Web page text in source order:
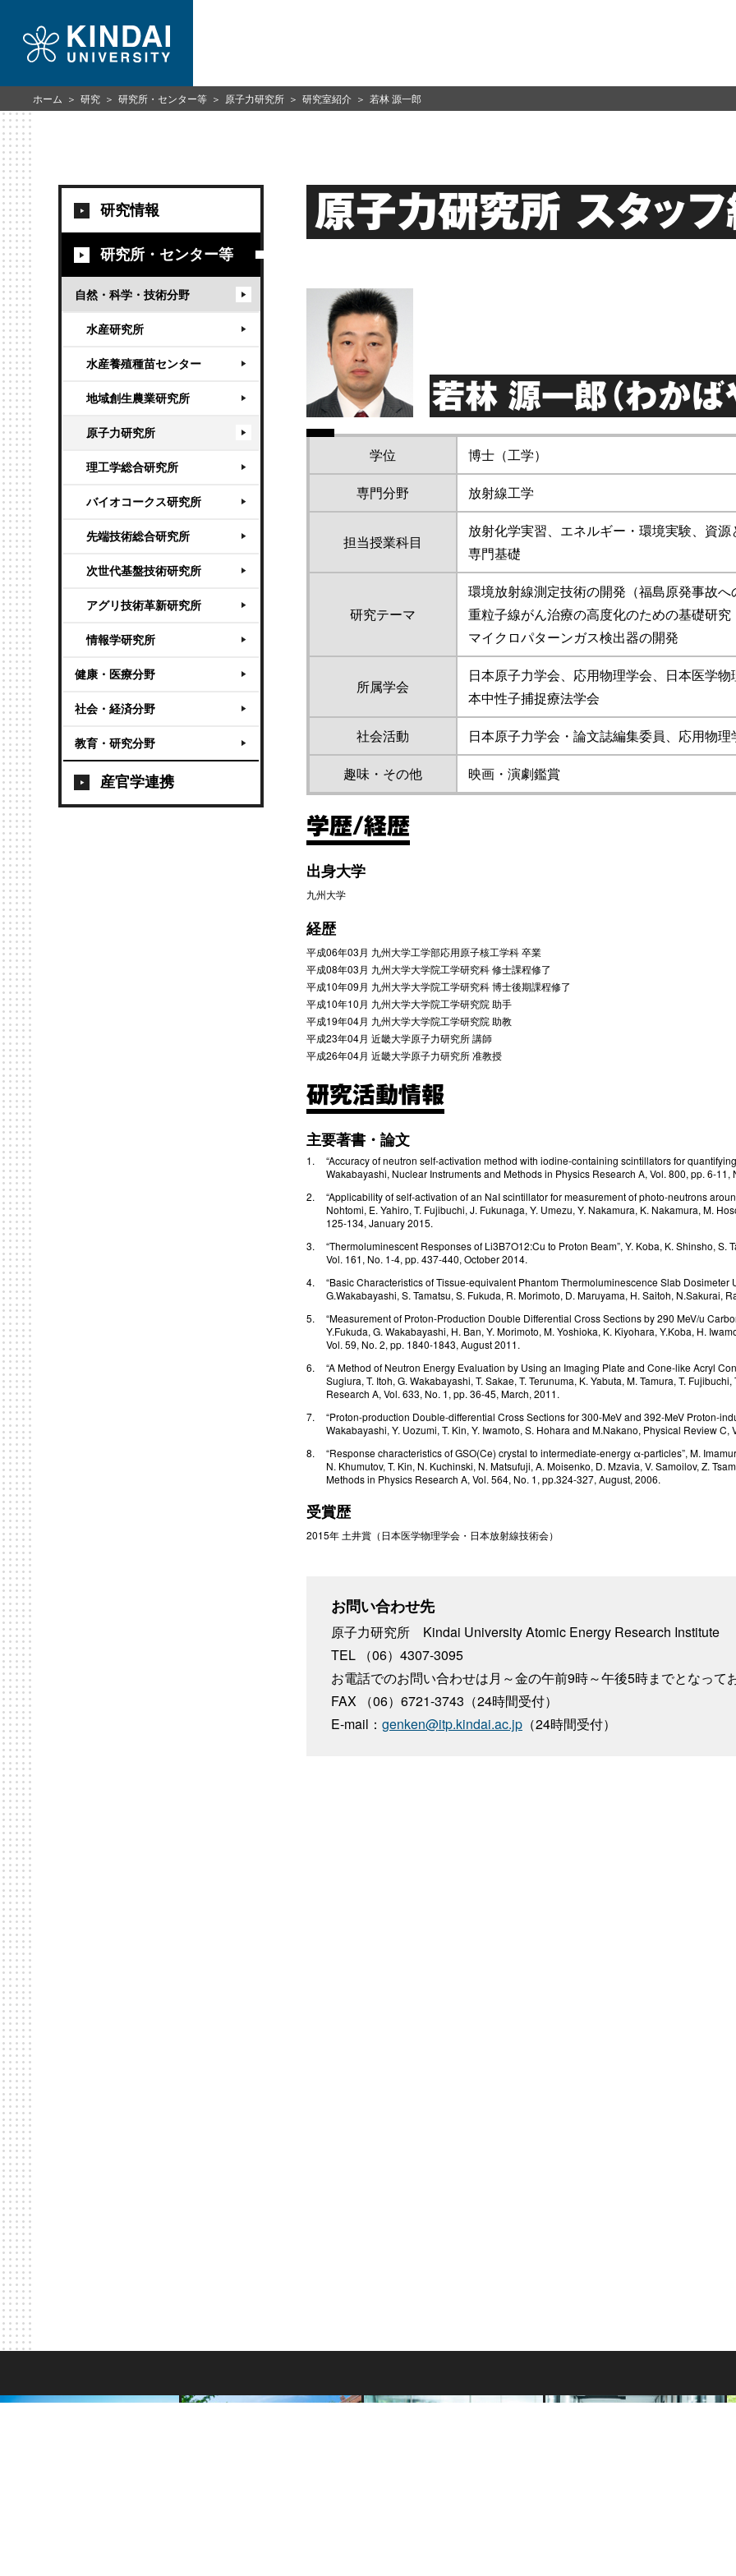
研究情報
研究所・センター等
自然・科学・技術分野
水産研究所
水産養殖種苗センター
地域創生農業研究所
原子力研究所
理工学総合研究所
バイオコークス研究所
先端技術総合研究所
次世代基盤技術研究所
アグリ技術革新研究所
情報学研究所
健康・医療分野
社会・経済分野
教育・研究分野
産官学連携
原子力研究所 スタッ
若林 源一郎（わかば
学位
博士（工学）
専門分野
放射線工学
担当授業科目
放射化学実習、エネルギー・環境実験、資
専門基礎
研究テーマ
環境放射線測定技術の開発（福島原発事故へ
重粒子線がん治療の高度化のための基礎研究
マイクロパターンガス検出器の開発
所属学会
日本原子力学会、応用物理学会、日本医学
本中性子捕捉療法学会
社会活動
日本原子力学会・論文誌編集委員、応用物
趣味・その他
映画・演劇鑑賞
学歴/経歴
出身大学
九州大学
経歴
平成06年03月 九州大学工学部応用原子核工学科 卒業
平成08年03月 九州大学大学院工学研究科 修士課程修了
平成10年09月 九州大学大学院工学研究科 博士後期課程修了
平成10年10月 九州大学大学院工学研究院 助手
平成19年04月 九州大学大学院工学研究院 助教
平成23年04月 近畿大学原子力研究所 講師
平成26年04月 近畿大学原子力研究所 准教授
研究活動情報
主要著書・論文
“Accuracy of neutron self-activation method with iodine-containing scintillators for
Wakabayashi, Nuclear Instruments and Methods in Physics Research A, Vol. 800, pp. 6-11,
“Applicability of self-activation of an NaI scintillator for measurement of photo-neutrons
Nohtomi, E. Yahiro, T. Fujibuchi, J. Fukunaga, Y. Umezu, Y. Nakamura, K. Nakamura, M.
125-134, January 2015.
“Thermoluminescent Responses of Li3B7O12:Cu to Proton Beam”, Y. Koba, K. Shinsho,
Vol. 161, No. 1-4, pp. 437-440, October 2014.
“Basic Characteristics of Tissue-equivalent Phantom Thermoluminescence Slab Dosimeter
G.Wakabayashi, S. Tamatsu, S. Fukuda, R. Morimoto, D. Maruyama, H. Saitoh, N.Sakurai,
“Measurement of Proton-Production Double Differential Cross Sections by 290 MeV/u
Y.Fukuda, G. Wakabayashi, H. Ban, Y. Morimoto, M. Yoshioka, K. Kiyohara, Y.Koba, H.
Vol. 59, No. 2, pp. 1840-1843, August 2011.
“A Method of Neutron Energy Evaluation by Using an Imaging Plate and Cone-like Acryl
Sugiura, T. Itoh, G. Wakabayashi, T. Sakae, T. Terunuma, K. Yabuta, M. Tamura, T.
Research A, Vol. 633, No. 1, pp. 36-45, March, 2011.
“Proton-production Double-differential Cross Sections for 300-MeV and 392-MeV Proton-
Wakabayashi, Y. Uozumi, T. Kin, Y. Iwamoto, S. Hohara and M.Nakano, Physical Review C,
“Response characteristics of GSO(Ce) crystal to intermediate-energy α-particles”, M.
N. Khumutov, T. Kin, N. Kuchinski, N. Matsufuji, A. Moisenko, D. Mzavia, V. Samoilov, Z.
Methods in Physics Research A, Vol. 564, No. 1, pp.324-327, August, 2006.
受賞歴
2015年 土井賞（日本医学物理学会・日本放射線技術会）
お問い合わせ先
原子力研究所 Kindai University Atomic Energy Research Institute
TEL （06）4307-3095
お電話でのお問い合わせは月～金の午前9時～午後5時までとなって
FAX （06）6721-3743（24時間受付）
E-mail： genken@itp.kindai.ac.jp （24時間受付）
ホーム 研究 研究所・センター等 原子力研究所 研究室紹介 若林 源一郎